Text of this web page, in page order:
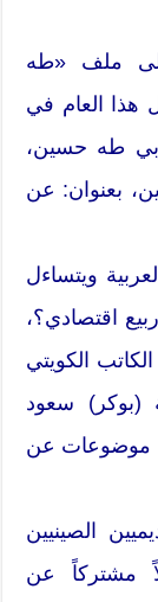
الى ملف «طه
هذا العام في
طه حسين،
بعنوان: عن
ويتساءل
اقتصادي؟،
الكويتي
(بوكر) سعود
موضوعات عن
الصينيين
مشتركاً عن